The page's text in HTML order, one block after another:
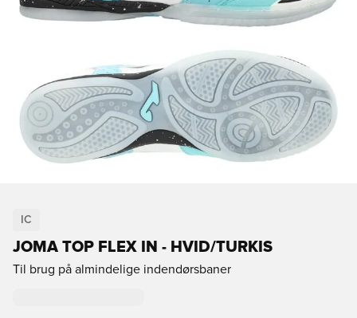
IC
JOMA TOP FLEX IN - HVID/TURKIS
Til brug på almindelige indendørsbaner